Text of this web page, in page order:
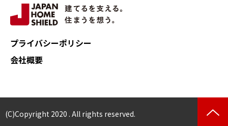
プライバシーポリシー
会社概要
(C)Copyright 2020 . All rights reserved.